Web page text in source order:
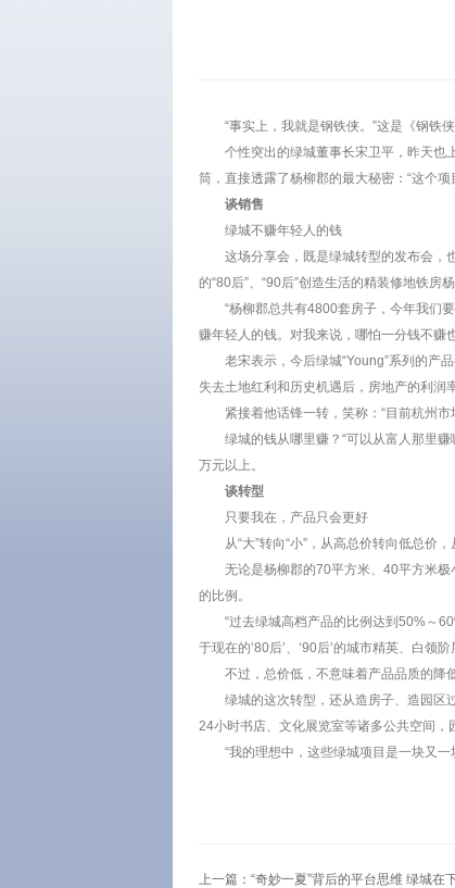
“事实上，我就是钢铁侠。”这是《钢铁
个性突出的绿城董事长宋卫平，昨天也
筒，直接透露了杨柳郡的最大秘密：“这个
谈销售
绿城不赚年轻人的钱
这场分享会，既是绿城转型的发布会，
的“80后”、“90后”创造生活的精装修地铁房
“杨柳郡总共有4800套房子，今年我们
赚年轻人的钱。对我来说，哪怕一分钱不赚
老宋表示，今后绿城“Young”系列的产
失去土地红利和历史机遇后，房地产的利润
紧接着他话锋一转，笑称：“目前杭州
绿城的钱从哪里赚？“可以从富人那里
万元以上。
谈转型
只要我在，产品只会更好
从“大”转向“小”，从高总价转向低总价
无论是杨柳郡的70平方米、40平方米
的比例。
“过去绿城高档产品的比例达到50%～
于现在的‘80后’、‘90后’的城市精英、白领
不过，总价低，不意味着产品品质的降
绿城的这次转型，还从造房子、造园区
24小时书店、文化展览室等诸多公共空间，
“我的理想中，这些绿城项目是一块又一
上一篇： “奇妙一夏”背后的平台思维 绿城在